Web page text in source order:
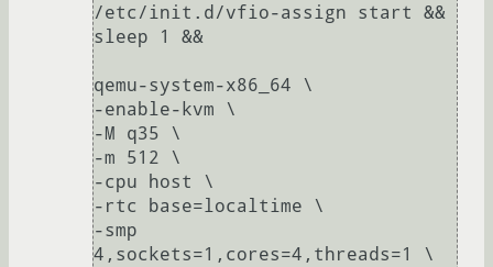
/etc/init.d/vfio-assign start &&
sleep 1 &&
qemu-system-x86_64 \
-enable-kvm \
-M q35 \
-m 512 \
-cpu host \
-rtc base=localtime \
-smp
4,sockets=1,cores=4,threads=1 \